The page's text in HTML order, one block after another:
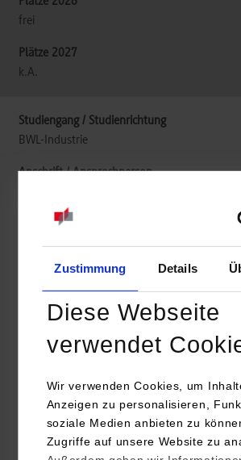
Zustimmung Details
Diese Webseite
verwendet
Wir verwenden Cookies, um
Anzeigen zu personalisieren,
soziale Medien anbieten zu
Zugriffe auf unsere Website zu
frei
k.A.
BWL-Industrie
Heilbronner Straße 30
https://www.weber-hydraulik.com/
Julia Giersdorf
07135 71-10159
julia.giersdorf@weber-hydraulik.com